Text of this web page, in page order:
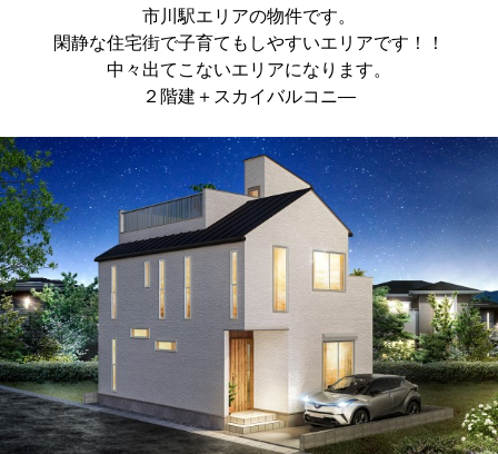
市川駅エリアの物件です。
閑静な住宅街で子育てもしやすいエリアです！！
中々出てこないエリアになります。
２階建＋スカイバルコニ―